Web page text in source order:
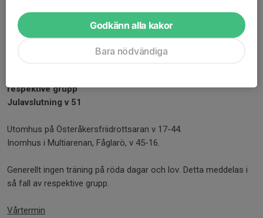
Sommaravslutning v 24
respektive grupp
Julavslutning v 51
Utomhus på Österåkersfriidrottsaran v 17-44.
Inomhus i Multiarenan, Fåglarö, v 45-16.
Generellt ingen träning på röda dagar och lov. Detta meddelas i
så fall av respektive grupp.
Vårtermin
Godkänn alla kakor
Bara nödvändiga